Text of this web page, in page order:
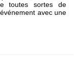
toutes sortes de
avec une